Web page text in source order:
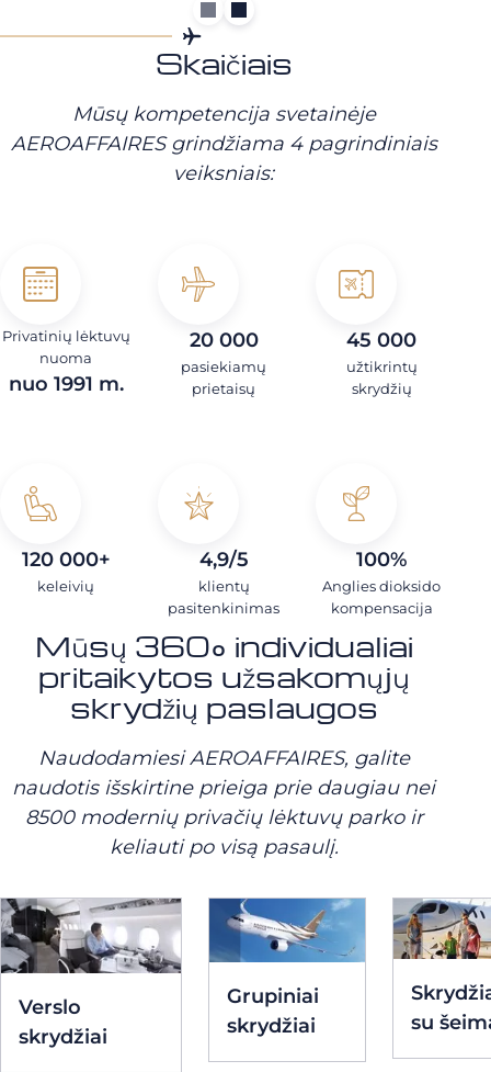
Skaičiais
Mūsų kompetencija svetainėje
AEROAFFAIRES grindžiama 4 pagrindiniais
veiksniais:
Privatinių lėktuvų
nuoma
nuo 1991 m.
20 000
pasiekiamų
prietaisų
45 000
užtikrintų
skrydžių
120 000+
keleivių
4,9/5
klientų
pasitenkinimas
100%
Anglies dioksido
kompensacija
Mūsų 360° individualiai
pritaikytos užsakomųjų
skrydžių paslaugos
Naudodamiesi AEROAFFAIRES, galite
naudotis išskirtine prieiga prie daugiau nei
8500 modernių privačių lėktuvų parko ir
keliauti po visą pasaulį.
Verslo
skrydžiai
Grupiniai
skrydžiai
su